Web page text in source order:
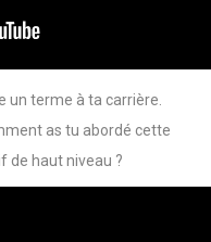
un terme à ta carrière.
as tu abordé cette
de haut niveau ?